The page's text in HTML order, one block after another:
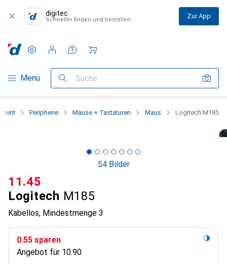
digitec
Schneller finden und bestellen Zur App
Navigation nach Kategorien
Menü Suche
Einstellungen
Kundenkonto
Vergleichslisten
Merklisten
Warenkorb
Peripherie Mäuse + Tastaturen Maus Logitech M185
54 Bilder
Logitech M185
Kabellos, Mindestmenge 3
CHF
11.45
CHF
0.55 sparen
Angebot für CHF
10.90